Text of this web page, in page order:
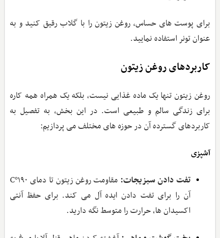
برای پوست ‌های حساس، روغن زیتون را با گلاب رقیق کنید و به
عنوان تونر استفاده نمایید.
کاربردهای روغن زیتون
روغن زیتون تنها یک ماده غذایی نیست، بلکه یک همراه همه ‌کاره
برای زندگی سالم و طبیعی است. در این بخش، به تفصیل به
کاربردهای گسترده آن در حوزه ‌های مختلف می ‌پردازیم:
آشپزی
تفت دادن سبزیجات:
مقاومت روغن زیتون تا دمای ۱۹۰°C
آن را برای تفت دادن ایده‌ آل می‌ کند. برای حفظ آنتی‌
اکسیدان‌ ها، حرارت را متوسط نگه دارید.